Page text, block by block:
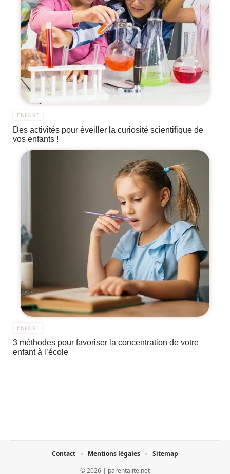
ENFANT
Des activités pour éveiller la curiosité scientifique de
vos enfants !
ENFANT
3 méthodes pour favoriser la concentration de votre
enfant à l’école
© 2026 | parentalite.net
Contact Mentions légales Sitemap